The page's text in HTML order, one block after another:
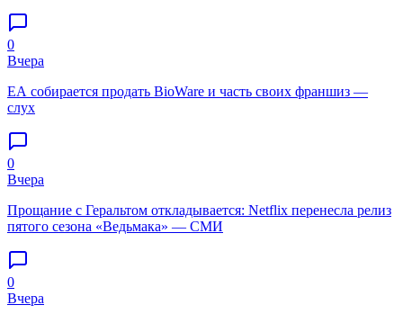
0
Вчера
EA собирается продать BioWare и часть своих франшиз —
слух
0
Вчера
Прощание с Геральтом откладывается: Netflix перенесла релиз
пятого сезона «Ведьмака» — СМИ
0
Вчера